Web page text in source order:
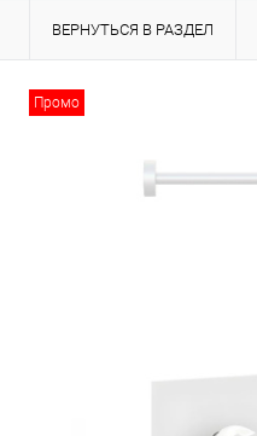
ВЕРНУТЬСЯ В РАЗДЕЛ
Промо